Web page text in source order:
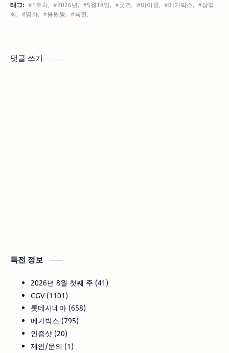
태그: #1주차, #2026년, #5월18일, #굿즈, #마이클, #메가박스, #상영
회, #영화, #응원봉, #특전,
댓글 쓰기
특전 정보
2026년 8월 첫째 주 41
CGV 1101
롯데시네마 658
메가박스 795
인증샷 20
제안/문의
1